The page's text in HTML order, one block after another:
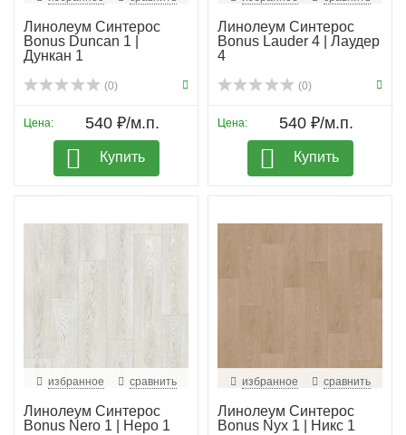
Линолеум Синтерос
Bonus Duncan 1 |
Дункан 1
(0)
Цена: 540 ₽/м.п.
Купить
Линолеум Синтерос
Bonus Lauder 4 | Лаудер
4
(0)
Цена: 540 ₽/м.п.
Купить
избранное сравнить
Линолеум Синтерос
Bonus Nero 1 | Неро 1
избранное сравнить
Линолеум Синтерос
Bonus Nyx 1 | Никс 1